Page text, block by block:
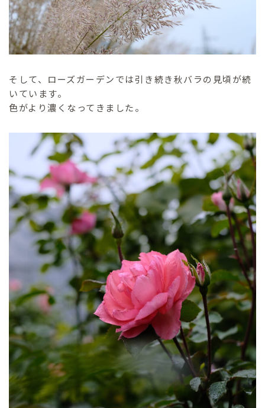
そして、ローズガーデンでは引き続き秋バラの見頃が続
いています。
色がより濃くなってきました。